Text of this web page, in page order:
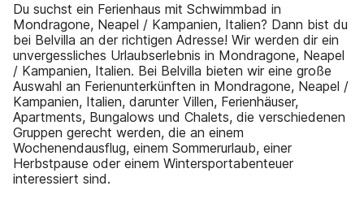
Du suchst ein Ferienhaus mit Schwimmbad in
Mondragone, Neapel / Kampanien, Italien? Dann bist du
bei Belvilla an der richtigen Adresse! Wir werden dir ein
unvergessliches Urlaubserlebnis in Mondragone, Neapel
/ Kampanien, Italien. Bei Belvilla bieten wir eine große
Auswahl an Ferienunterkünften in Mondragone, Neapel /
Kampanien, Italien, darunter Villen, Ferienhäuser,
Apartments, Bungalows und Chalets, die verschiedenen
Gruppen gerecht werden, die an einem
Wochenendausflug, einem Sommerurlaub, einer
Herbstpause oder einem Wintersportabenteuer
interessiert sind.